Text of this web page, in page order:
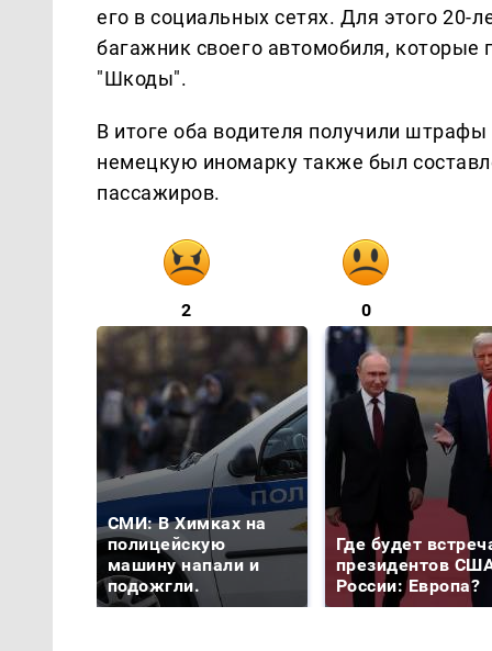
его в социальных сетях. Для этого 20-
багажник своего автомобиля,
"Шкоды".
В итоге оба водителя получили
немецкую иномарку также был
пассажиров.
2 0
СМИ: В Химках на
полицейскую
машину напали и
подожгли.
Где будет
президентов
России: Европа?